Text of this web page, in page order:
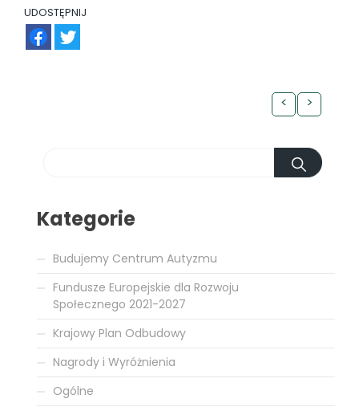
UDOSTĘPNIJ
< >
Kategorie
Budujemy Centrum Autyzmu
Fundusze Europejskie dla Rozwoju
Społecznego 2021-2027
Krajowy Plan Odbudowy
Nagrody i Wyróżnienia
Ogólne